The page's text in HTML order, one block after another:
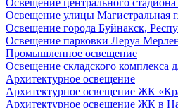
Освещение центрального
Освещение улицы Магистральная
Освещение города Буйнакск,
Освещение парковки Леруа
Промышленное освещение
Освещение складского
Архитектурное освещение
Архитектурное освещение ЖК
Архитектурное освещение ЖК в